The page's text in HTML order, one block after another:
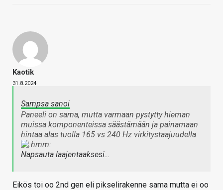
Kaotik
31.8.2024
Sampsa sanoi
Paneeli on sama, mutta varmaan pystytty hieman
muissa komponenteissa säästämään ja painamaan
hintaa alas tuolla 165 vs 240 Hz virkitystaajuudella
Napsauta laajentaaksesi…
Eikös toi oo 2nd gen eli pikselirakenne sama mutta ei oo